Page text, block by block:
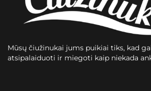
Mūsų čiužinukai jums puikiai tiks, kad
atsipalaiduoti ir miegoti kaip niekada